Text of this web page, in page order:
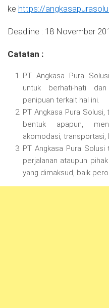
ke https://
Deadline : 18 November
Catatan :
PT Angkasa Pura
untuk berhati-hati
penipuan terkait hal ini.
PT Angkasa Pura
bentuk apapun,
akomodasi, transportasi,
PT Angkasa Pura
perjalanan ataupun
yang dimaksud, baik